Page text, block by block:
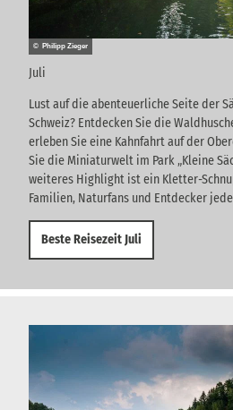
© Philipp Zieger
Juli
Lust auf die abenteuerliche Seite der
Schweiz? Entdecken Sie die
erleben Sie eine Kahnfahrt auf der
Sie die Miniaturwelt im Park „Kleine
weiteres Highlight ist ein Kletter-
Familien, Naturfans und Entdecker
Beste Reisezeit Juli